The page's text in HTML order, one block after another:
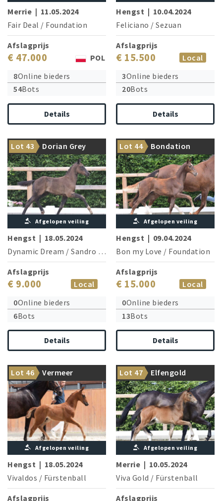
Merrie | 11.05.2024
Fair Deal / Foundation
Afslagprijs
€ 47.000
POL
8Online bieders
54Bots
Details
Hengst | 10.04.2024
Feliciano / Sezuan
Afslagprijs
€ 15.500
Local
3Online bieders
20Bots
Details
Lot 43 Dorian Grey
Brother of the licensed
Double Hit
Afgelopen veiling
Hengst | 18.05.2024
Dynamic Dream / Sandro Hit
Afslagprijs
€ 9.000
Local
0Online bieders
6Bots
Details
Lot 44 Bondation
Grand Prix in his blood!
Afgelopen veiling
Hengst | 09.04.2024
Bon my Love / Foundation
Afslagprijs
€ 15.000
Local
0Online bieders
13Bots
Details
Lot 46 Vermeer
Closely related to Olympian
Dante Weltino OLD
Afgelopen veiling
Hengst | 18.05.2024
Vivaldos / Fürstenball
Afslagprijs
Lot 47 Elfengold
Viva Gold meets Elfenblume
dam line
Afgelopen veiling
Merrie | 10.05.2024
Viva Gold / Fürstenball
Afslagprijs